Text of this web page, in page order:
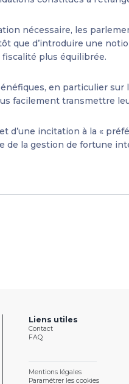
nécessaire, les
que d’introduire une
fiscalité plus équilibrée.
en particulier
facilement transmettre
d’une incitation à la «
de la gestion de fortune
Liens utiles
Contact
FAQ
Mentions légales
Paramétrer les cookies